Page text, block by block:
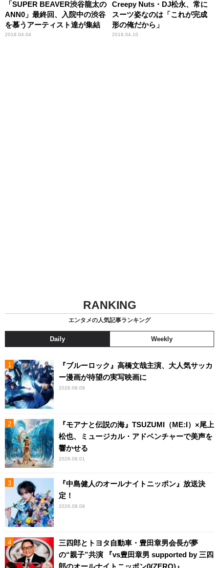
「SUPER BEAVER渋谷龍太の
ANN0」最終回、入院中の渋谷
を慕うアーティスト達が集結
2018.04.04
Creepy Nuts・DJ松永、常に
スーツ姿なのは「これが完成
形の俺だから」
2018.04.10
RANKING
エンタメの人気記事ランキング
Daily Weekly
『ブルーロック』高橋文哉主演、大人気サッカ
ー漫画が待望の実写映画に
2026.08.08
『モアナと伝説の海』TSUZUMI（ME:I）×尾上
松也、ミュージカル・アドベンチャーで美声を
響かせる
2026.08.01
『中島健人のオールナイトニッポン』放送決
定！
2026.08.08
三四郎とトヨタ自動車・豊田章男会長が夢
の“親子”共演 『vs豊田章男 supported by 三四
郎のオールナイトニッポン0(ZERO)』